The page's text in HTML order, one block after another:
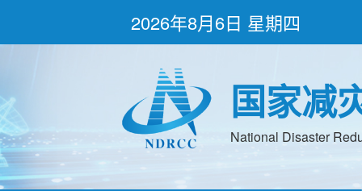
2026年8月6日 星期四
国家减
National Disaster